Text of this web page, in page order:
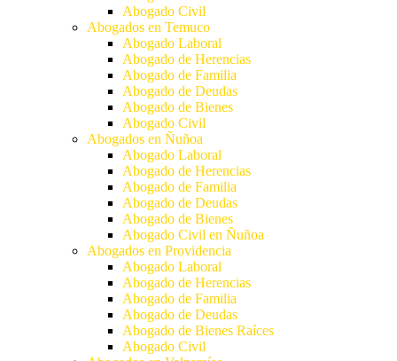
Abogado Civil
Abogados en Temuco
Abogado Laboral
Abogado de Herencias
Abogado de Familia
Abogado de Deudas
Abogado de Bienes
Abogado Civil
Abogados en Ñuñoa
Abogado Laboral
Abogado de Herencias
Abogado de Familia
Abogado de Deudas
Abogado de Bienes
Abogado Civil en Ñuñoa
Abogados en Providencia
Abogado Laboral
Abogado de Herencias
Abogado de Familia
Abogado de Deudas
Abogado de Bienes Raíces
Abogado Civil